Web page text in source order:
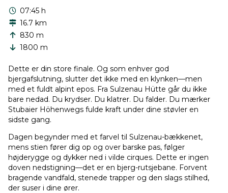
07:45 h
16.7 km
830 m
1800 m
Dette er din store finale. Og som enhver god
bjergafslutning, slutter det ikke med en klynken—men
med et fuldt alpint epos. Fra Sulzenau Hütte går du ikke
bare nedad. Du krydser. Du klatrer. Du falder. Du mærker
Stubaier Höhenwegs fulde kraft under dine støvler en
sidste gang.
Dagen begynder med et farvel til Sulzenau-bækkenet,
mens stien fører dig op og over barske pas, følger
højderygge og dykker ned i vilde cirques. Dette er ingen
doven nedstigning—det er en bjerg-rutsjebane. Forvent
bragende vandfald, stenede trapper og den slags stilhed,
der suser i dine ører.